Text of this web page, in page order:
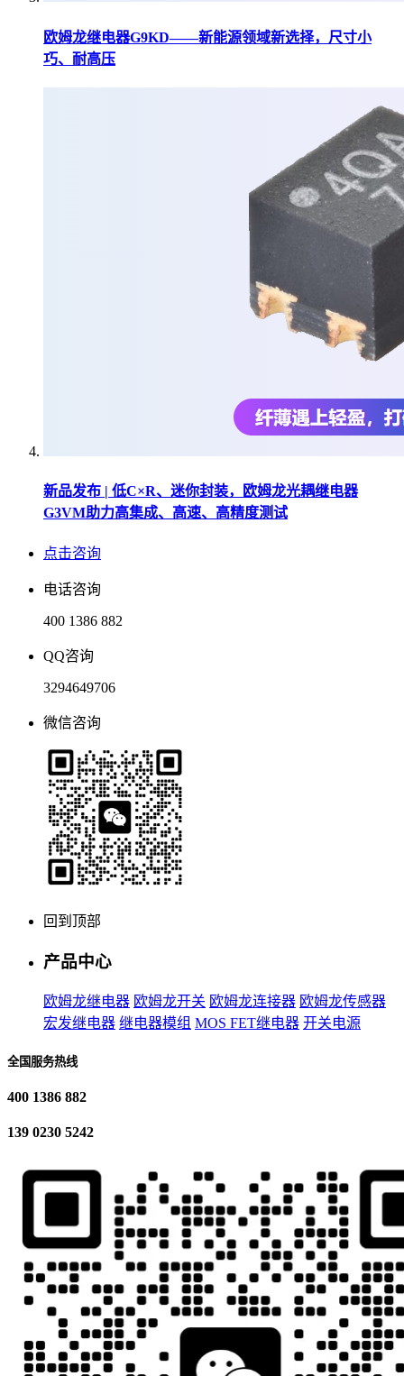
欧姆龙继电器G9KD——新能源领域新选择，尺寸小
巧、耐高压
新品发布 | 低C×R、迷你封装，欧姆龙光耦继电器
G3VM助力高集成、高速、高精度测试
点击咨询
电话咨询
400 1386 882
QQ咨询
3294649706
微信咨询
回到顶部
产品中心
欧姆龙继电器 欧姆龙开关 欧姆龙连接器 欧姆龙传感器
宏发继电器 继电器模组 MOS FET继电器 开关电源
全国服务热线
400 1386 882
139 0230 5242